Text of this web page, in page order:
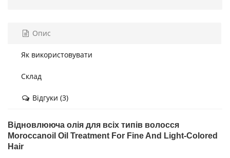
Опис
Як використовувати
Склад
Відгуки (3)
Відновлююча олія для всіх типів волосся
Moroccanoil Oil Treatment For Fine And Light-Colored
Hair